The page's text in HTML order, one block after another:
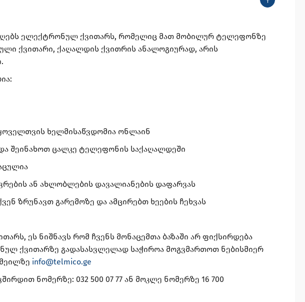
ელექტრონულ ქვითარს, რომელიც მათ მობილურ ტელეფონზე
ქვითარი, ქაღალდის ქვითრის ანალოგიურად, არის
ხელმისაწვდომია ონლაინ
შეინახოთ ცალკე ტელეფონის საქაღალდეში
ან ახლობლების დავალიანების დაფარვას
ზრუნავთ გარემოზე და ამცირებთ ხეების ჩეხვას
ეს ნიშნავს რომ ჩვენს მონაცემთა ბაზაში არ ფიქსირდება
ქვითარზე გადასასვლელად საჭიროა მოგვმართოთ ნებისმიერ
info@telmico.ge
ნომერზე: 032 500 07 77 ან მოკლე ნომერზე 16 700